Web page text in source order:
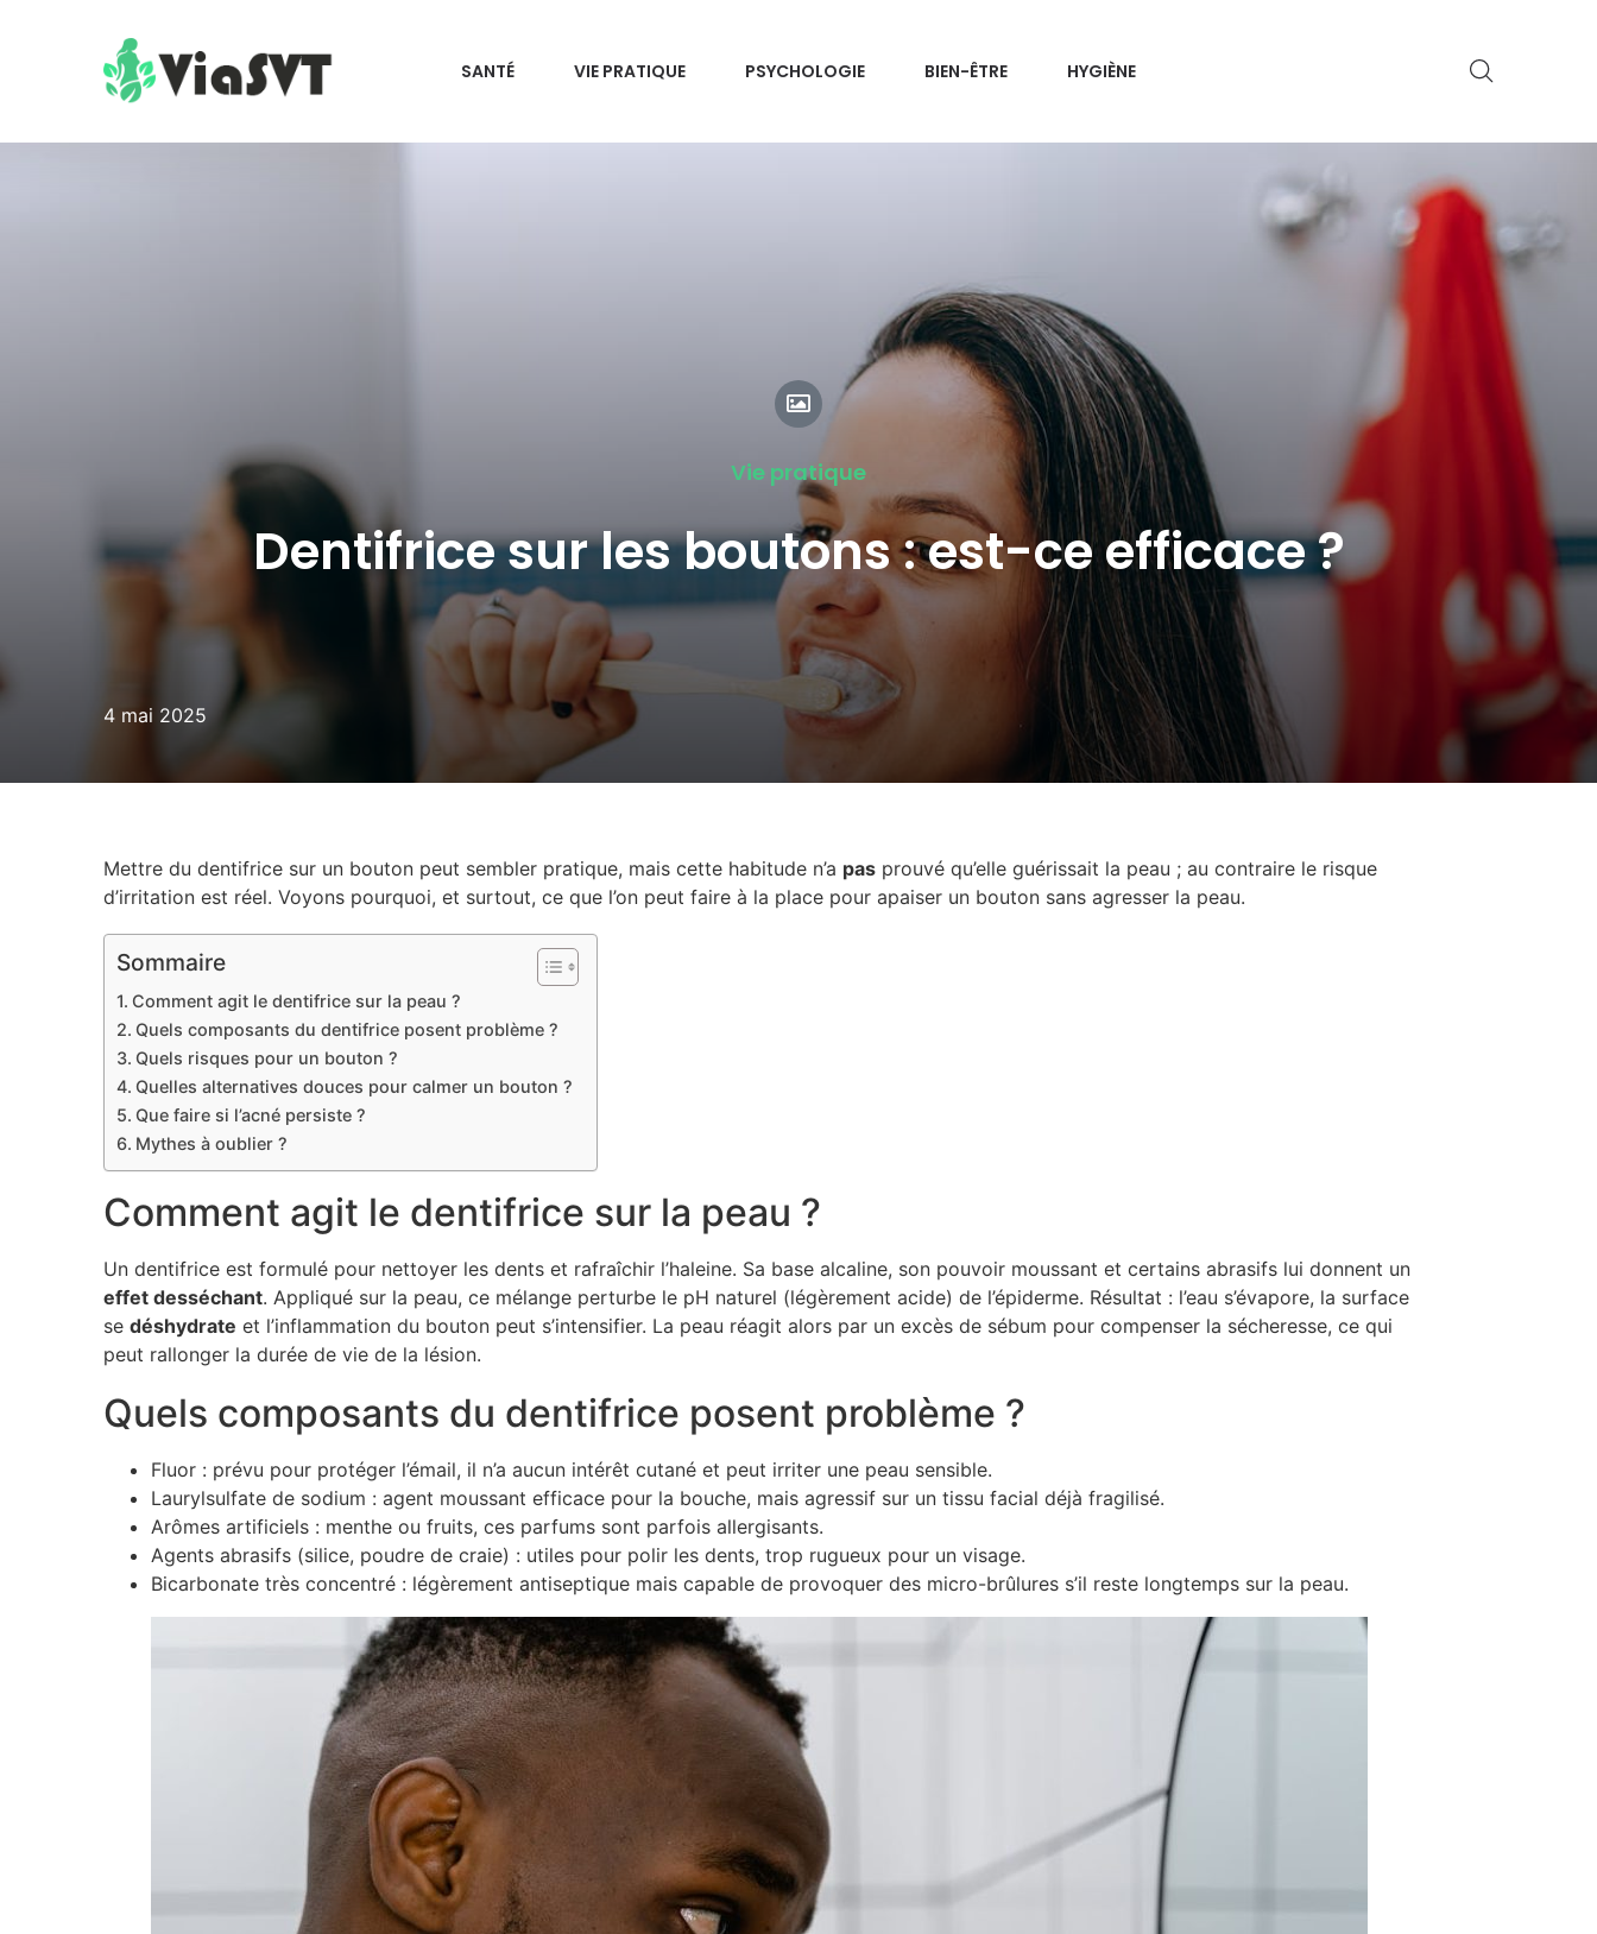
SANTÉ VIE PRATIQUE PSYCHOLOGIE BIEN-ÊTRE HYGIÈNE
Vie pratique
Dentifrice sur les boutons : est-ce efficace ?
4 mai 2025
Mettre du dentifrice sur un bouton peut sembler pratique, mais cette habitude n’a pas prouvé qu’elle guérissait la peau ; au contraire le risque
d’irritation est réel. Voyons pourquoi, et surtout, ce que l’on peut faire à la place pour apaiser un bouton sans agresser la peau.
Sommaire
Comment agit le dentifrice sur la peau ?
Quels composants du dentifrice posent problème ?
Quels risques pour un bouton ?
Quelles alternatives douces pour calmer un bouton ?
Que faire si l’acné persiste ?
Mythes à oublier ?
Comment agit le dentifrice sur la peau ?
Un dentifrice est formulé pour nettoyer les dents et rafraîchir l’haleine. Sa base alcaline, son pouvoir moussant et certains abrasifs lui donnent un
effet desséchant. Appliqué sur la peau, ce mélange perturbe le pH naturel (légèrement acide) de l’épiderme. Résultat : l’eau s’évapore, la surface
se déshydrate et l’inflammation du bouton peut s’intensifier. La peau réagit alors par un excès de sébum pour compenser la sécheresse, ce qui
peut rallonger la durée de vie de la lésion.
Quels composants du dentifrice posent problème ?
Fluor : prévu pour protéger l’émail, il n’a aucun intérêt cutané et peut irriter une peau sensible.
Laurylsulfate de sodium : agent moussant efficace pour la bouche, mais agressif sur un tissu facial déjà fragilisé.
Arômes artificiels : menthe ou fruits, ces parfums sont parfois allergisants.
Agents abrasifs (silice, poudre de craie) : utiles pour polir les dents, trop rugueux pour un visage.
Bicarbonate très concentré : légèrement antiseptique mais capable de provoquer des micro-brûlures s’il reste longtemps sur la peau.